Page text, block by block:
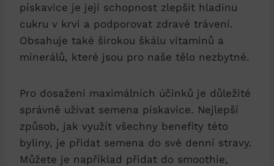
pískavice je její schopnost zlepšit hladinu
cukru v krvi a podporovat zdravé trávení.
Obsahuje také širokou škálu vitaminů a
minerálů, které jsou pro naše tělo nezbytné.
Pro dosažení maximálních účinků je důležité
správně užívat semena pískavice. Nejlepší
způsob, jak využít všechny benefity této
byliny, je přidat semena do své denní stravy.
Můžete je například přidat do smoothie,